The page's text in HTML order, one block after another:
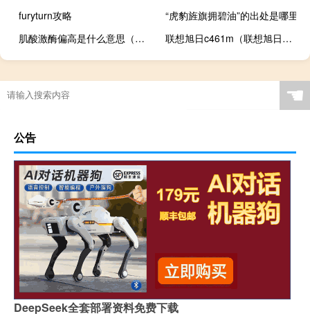
furyturn攻略
“虎豹旌旗拥碧油”的出处是哪里
肌酸激酶偏高是什么意思（肌酸激酶偏高）
联想旭日c461m（联想旭日笔记本(联想旭日笔记本c460)）
☚
公告
DeepSeek全套部署资料免费下载